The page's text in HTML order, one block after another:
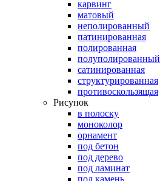
карвинг
матовый
неполированный
патинированная
полированная
полуполированный
сатинированная
структурированная
противоскользящая
Рисунок
в полоску
моноколор
орнамент
под бетон
под дерево
под ламинат
под камень